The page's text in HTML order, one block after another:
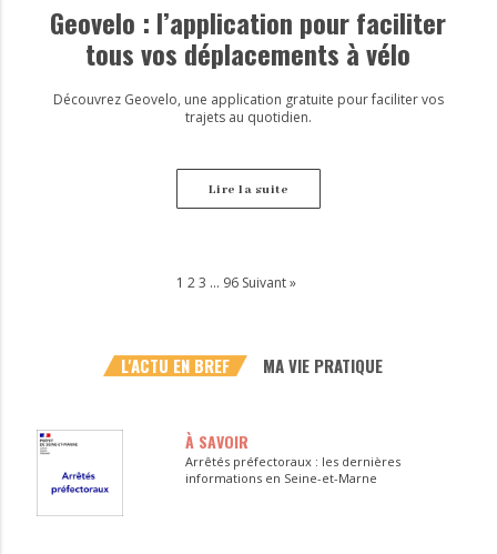
Geovelo : l’application pour faciliter
tous vos déplacements à vélo
Découvrez Geovelo, une application gratuite pour faciliter vos
trajets au quotidien.
Lire la suite
1 2 3 … 96 Suivant »
L'ACTU EN BREF MA VIE PRATIQUE
À SAVOIR
Arrêtés préfectoraux : les dernières
informations en Seine-et-Marne